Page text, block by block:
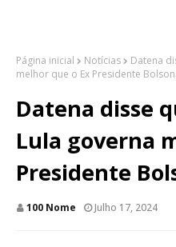
Página inicial Notícias
Datena
melhor que o Ex Presidente
Datena disse
Lula governa
Presidente
100 Nome Julho 17, 2024